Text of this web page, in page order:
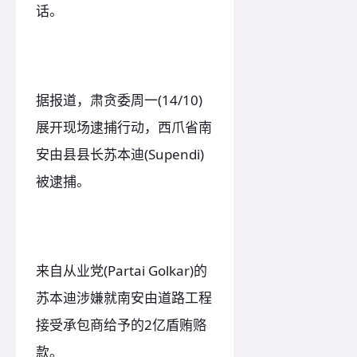
话。
据报道，肃贪委周一(14/10)
展开现场逮捕行动，西爪省南
安由县县长苏本迪(Supendi)
被逮捕。
来自从业党(Partai Golkar)的
苏本迪涉嫌就南安由道路工程
接受承包商给予的2亿盾贿赂
款。